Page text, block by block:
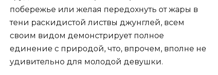
побережье или желая передохнуть от жары в
тени раскидистой листвы джунглей, всем
своим видом демонстрирует полное
единение с природой, что, впрочем, вполне не
удивительно для молодой девушки.